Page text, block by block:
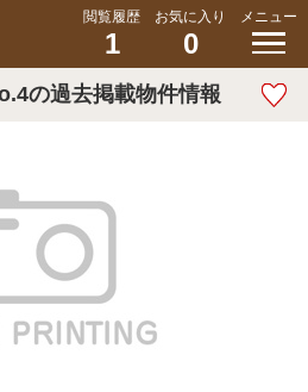
閲覧履歴
1
お気に入り
0
メニュー
の過去掲載物件情報